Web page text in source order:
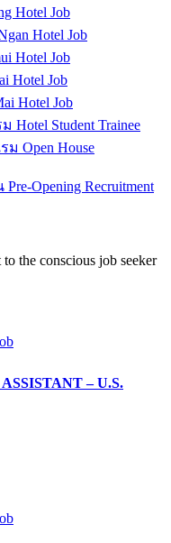
Hotel Job
Hotel Job
Hotel Job
Hotel Job
Hotel Job
Student Trainee
Open House
Opening Recruitment
the conscious job seeker
– U.S.